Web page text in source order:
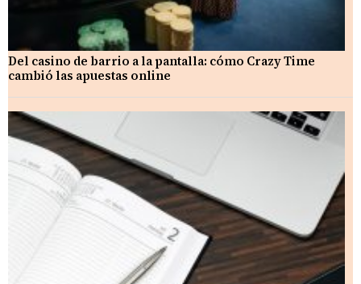
Del casino de barrio a la pantalla: cómo Crazy Time
cambió las apuestas online